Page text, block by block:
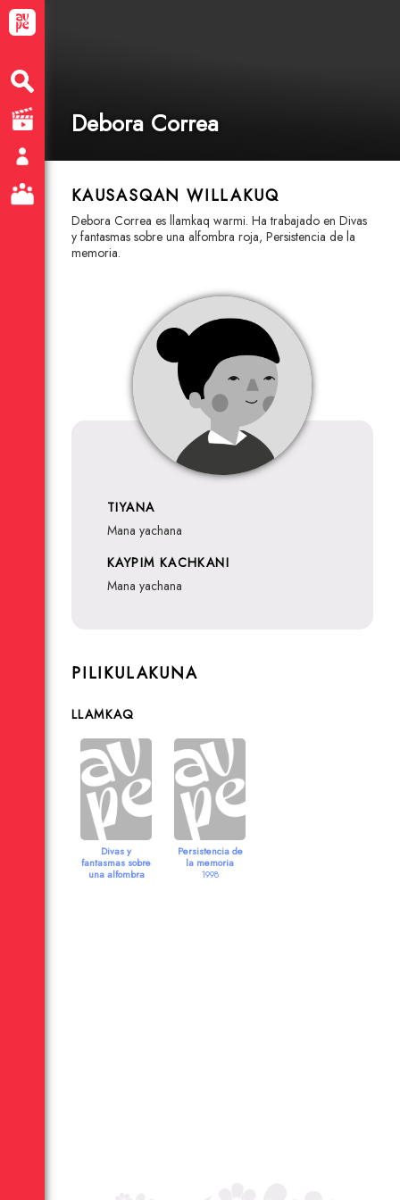
Debora Correa
KAUSASQAN WILLAKUQ
Debora Correa es llamkaq warmi. Ha trabajado en Divas
y fantasmas sobre una alfombra roja, Persistencia de la
memoria.
TIYANA
mana yachana
KAYPIM KACHKANI
mana yachana
PILIKULAKUNA
LLAMKAQ
Divas y
fantasmas sobre
una alfombra
Persistencia de
la memoria
1998